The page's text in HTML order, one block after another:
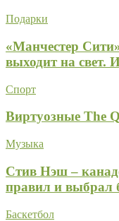
Подарки
«Манчестер
выходит на свет.
Спорт
Виртуозные The
Музыка
Стив Нэш –
правил и выбрал
Баскетбол